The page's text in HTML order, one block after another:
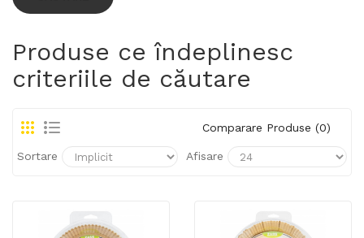
Produse ce îndeplinesc
criteriile de căutare
Comparare Produse (0)
Sortare Afisare